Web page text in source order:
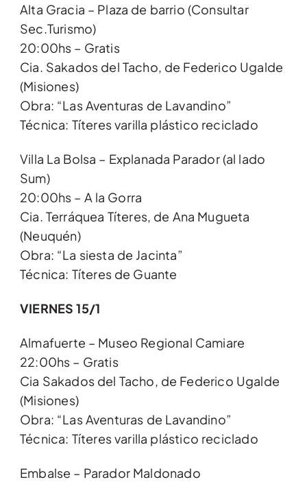
Alta Gracia – Plaza de barrio (Consultar
Sec.Turismo)
20:00hs – Gratis
Cia. Sakados del Tacho, de Federico Ugalde
(Misiones)
Obra: “Las Aventuras de Lavandino”
Técnica: Títeres varilla plástico reciclado
Villa La Bolsa – Explanada Parador (al lado
Sum)
20:00hs – A la Gorra
Cia. Terráquea Títeres, de Ana Mugueta
(Neuquén)
Obra: “La siesta de Jacinta”
Técnica: Títeres de Guante
VIERNES 15/1
Almafuerte – Museo Regional Camiare
22:00hs – Gratis
Cia Sakados del Tacho, de Federico Ugalde
(Misiones)
Obra: “Las Aventuras de Lavandino”
Técnica: Títeres varilla plástico reciclado
Embalse – Parador Maldonado